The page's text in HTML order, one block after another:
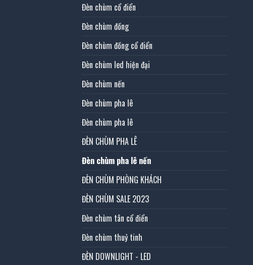
Đèn chùm cổ điển
Đèn chùm đồng
Đèn chùm đồng cổ điển
Đèn chùm led hiện đại
Đèn chùm nến
Đèn chùm pha lê
Đèn chùm pha lê
ĐÈN CHÙM PHA LÊ
Đèn chùm pha lê nến
ĐÈN CHÙM PHÒNG KHÁCH
ĐÈN CHÙM SALE 2023
Đèn chùm tân cổ điển
Đèn chùm thuỷ tinh
ĐÈN DOWNLIGHT - LED